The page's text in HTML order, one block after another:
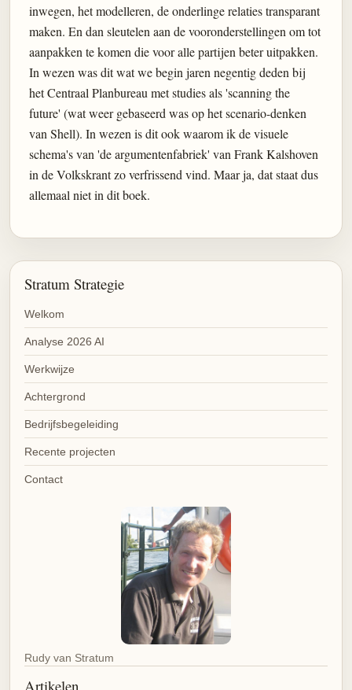
inwegen, het modelleren, de onderlinge relaties transparant
maken. En dan sleutelen aan de vooronderstellingen om tot
aanpakken te komen die voor alle partijen beter uitpakken.
In wezen was dit wat we begin jaren negentig deden bij
het Centraal Planbureau met studies als 'scanning the
future' (wat weer gebaseerd was op het scenario-denken
van Shell). In wezen is dit ook waarom ik de visuele
schema's van 'de argumentenfabriek' van Frank Kalshoven
in de Volkskrant zo verfrissend vind. Maar ja, dat staat dus
allemaal niet in dit boek.
Stratum Strategie
Welkom
Analyse 2026 AI
Werkwijze
Achtergrond
Bedrijfsbegeleiding
Recente projecten
Contact
Rudy van Stratum
Artikelen